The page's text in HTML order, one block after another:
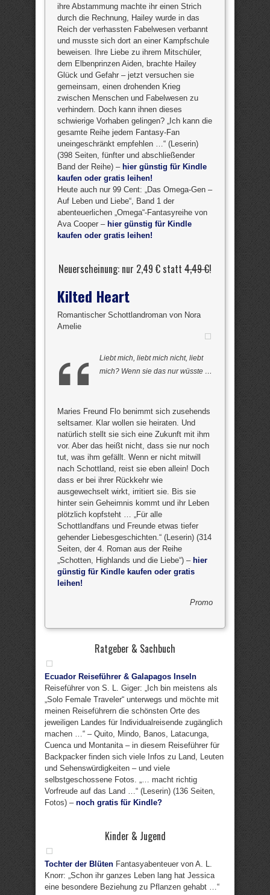
ihre Abstammung machte ihr einen Strich
durch die Rechnung, Hailey wurde in das
Reich der verhassten Fabelwesen verbannt
und musste sich dort an einer Kampfschule
beweisen. Ihre Liebe zu ihrem Mitschüler,
dem Elbenprinzen Aiden, brachte Hailey
Glück und Gefahr – jetzt versuchen sie
gemeinsam, einen drohenden Krieg
zwischen Menschen und Fabelwesen zu
verhindern. Doch kann ihnen dieses
schwierige Vorhaben gelingen? „Ich kann die
gesamte Reihe jedem Fantasy-Fan
uneingeschränkt empfehlen …“ (Leserin)
(398 Seiten, fünfter und abschließender
Band der Reihe) – hier günstig für Kindle
kaufen oder gratis leihen!
Heute auch nur 99 Cent: „Das Omega-Gen –
Auf Leben und Liebe“, Band 1 der
abenteuerlichen „Omega“-Fantasyreihe von
Ava Cooper – hier günstig für Kindle
kaufen oder gratis leihen!
Neuerscheinung: nur 2,49 € statt 4,49 €!
Kilted Heart
Romantischer Schottlandroman von Nora
Amelie
Liebt mich, liebt mich nicht, liebt
mich? Wenn sie das nur wüsste …
Maries Freund Flo benimmt sich zusehends
seltsamer. Klar wollen sie heiraten. Und
natürlich stellt sie sich eine Zukunft mit ihm
vor. Aber das heißt nicht, dass sie nur noch
tut, was ihm gefällt. Wenn er nicht mitwill
nach Schottland, reist sie eben allein! Doch
dass er bei ihrer Rückkehr wie
ausgewechselt wirkt, irritiert sie. Bis sie
hinter sein Geheimnis kommt und ihr Leben
plötzlich kopfsteht … „Für alle
Schottlandfans und Freunde etwas tiefer
gehender Liebesgeschichten.“ (Leserin) (314
Seiten, der 4. Roman aus der Reihe
„Schotten, Highlands und die Liebe“) – hier
günstig für Kindle kaufen oder gratis
leihen!
Promo
Ratgeber & Sachbuch
Ecuador Reiseführer & Galapagos Inseln
Reiseführer von S. L. Giger: „Ich bin meistens als
„Solo Female Traveler“ unterwegs und möchte mit
meinen Reiseführern die schönsten Orte des
jeweiligen Landes für Individualreisende zugänglich
machen …“ – Quito, Mindo, Banos, Latacunga,
Cuenca und Montanita – in diesem Reiseführer für
Backpacker finden sich viele Infos zu Land, Leuten
und Sehenswürdigkeiten – und viele
selbstgeschossene Fotos. „… macht richtig
Vorfreude auf das Land …“ (Leserin) (136 Seiten,
Fotos) – noch gratis für Kindle?
Kinder & Jugend
Tochter der Blüten Fantasyabenteuer von A. L.
Knorr: „Schon ihr ganzes Leben lang hat Jessica
eine besondere Beziehung zu Pflanzen gehabt …“